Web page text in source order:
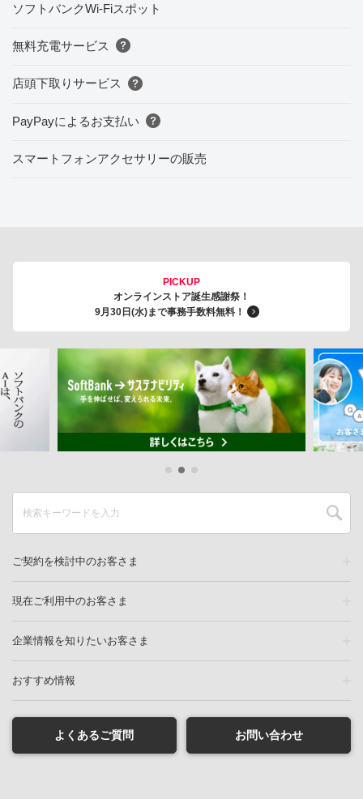
ソフトバンクWi-Fiスポット
無料充電サービス
店頭下取りサービス
PayPayによるお支払い
スマートフォンアクセサリーの販売
PICKUP
オンラインストア誕生感謝祭！
9月30日(水)まで事務手数料無料！
ご契約を検討中のお客さま
現在ご利用中のお客さま
企業情報を知りたいお客さま
おすすめ情報
よくあるご質問 お問い合わせ